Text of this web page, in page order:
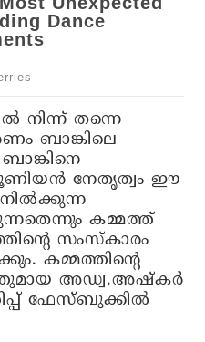
നിന്ന് തന്നെ
ബാങ്കിലെ
നേതൃത്വം ഈ
കമ്മത്ത്
സംസ്‌കാരം
കമ്മത്തിന്റെ
അഡ്വ.അഷ്‌കര്‍
ഫേസ്ബുക്കില്‍